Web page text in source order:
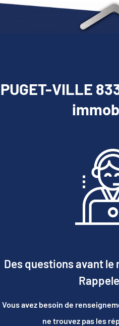
PUGET-VILLE
Des questions avant le
Vous avez besoin de
ne trouvez pas les